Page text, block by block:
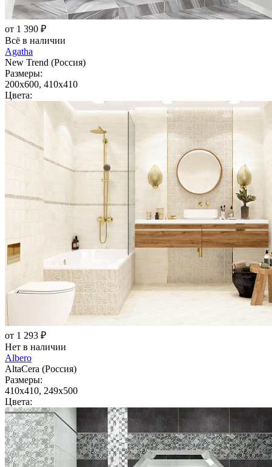
от 1 390 ₽
Всё в наличии
Agatha
New Trend (Россия)
Размеры:
200x600, 410x410
Цвета:
от 1 293 ₽
Нет в наличии
Albero
AltaCera (Россия)
Размеры:
410x410, 249x500
Цвета: